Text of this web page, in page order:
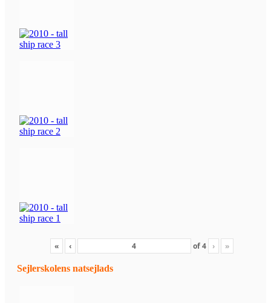
« ‹ of4 › »
Sejlerskolens natsejlads